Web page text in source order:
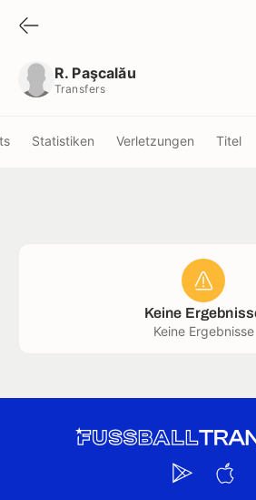
R. Paşcalău
Transfers
Statistiken Verletzungen Titel
Keine
Keine Ergebnisse